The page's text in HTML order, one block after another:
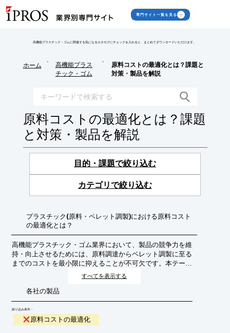
専門サイト一覧を見る
高機能プラスチック・ゴムに関連する気になるカタログにチェックを入れると、まとめてダウンロードいただけます。
ホーム
>
高機能プラス
チック・ゴム
>
原料コストの最適化とは？課題と
対策・製品を解説
原料コストの最適化とは？課題
と対策・製品を解説
目的・課題で絞り込む
カテゴリで絞り込む
プラスチック(原料・ペレット調製)における原料コスト
の最適化とは？
高機能プラスチック・ゴム業界において、製品の競争力を維
持・向上させるためには、原料調達からペレット調製に至る
までのコストを最小限に抑えることが不可欠です。本テーマ
では、この原料コスト最適化の重要性と、その実現に向けた
すべてを表示する
各社の製品
絞り込み条件：
原料コストの最適化